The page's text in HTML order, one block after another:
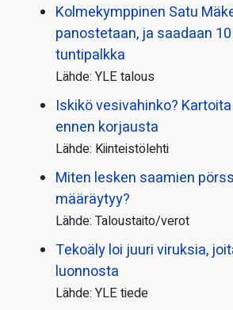
Kolmekymppinen Satu
panostetaan, ja saadaan
tuntipalkka
Lähde: YLE talous
Iskikö vesivahinko?
ennen korjausta
Lähde: Kiinteistölehti
Miten lesken saamien
määräytyy?
Lähde: Taloustaito/verot
Tekoäly loi juuri viruksia,
luonnosta
Lähde: YLE tiede